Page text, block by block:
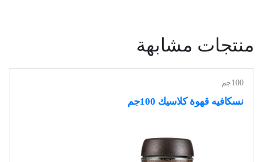
منتجات مشابهة
100جم
نسكافيه قهوة كلاسيك 100جم